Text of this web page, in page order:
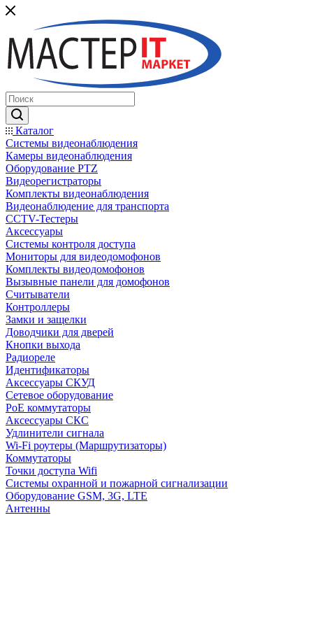
Каталог
Системы видеонаблюдения
Камеры видеонаблюдения
Оборудование PTZ
Видеорегистраторы
Комплекты видеонаблюдения
Видеонаблюдение для транспорта
CCTV-Тестеры
Аксессуары
Системы контроля доступа
Мониторы для видеодомофонов
Комплекты видеодомофонов
Вызывные панели для домофонов
Считыватели
Контроллеры
Замки и защелки
Доводчики для дверей
Кнопки выхода
Радиореле
Идентификаторы
Аксессуары СКУД
Сетевое оборудование
PoE коммутаторы
Аксессуары СКС
Удлинители сигнала
Wi-Fi роутеры (Маршрутизаторы)
Коммутаторы
Точки доступа Wifi
Системы охранной и пожарной сигнализации
Оборудование GSM, 3G, LTE
Антенны